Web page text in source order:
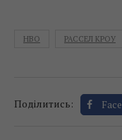
HBO РАССЕЛ КРОУ
Поділитись: